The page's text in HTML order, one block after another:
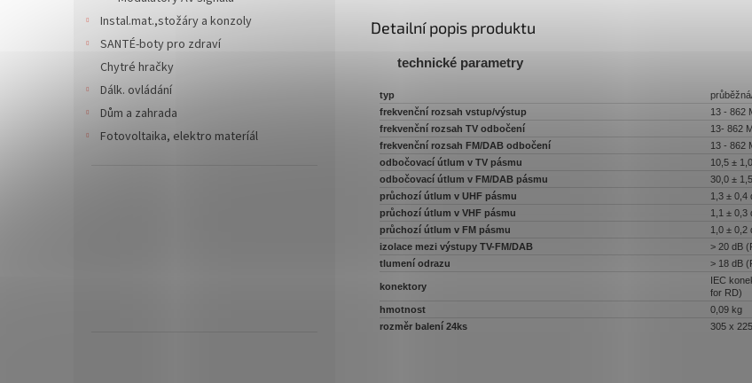
Instal.mat.,stožáry a konzoly
SANTÉ-boty pro zdraví
Chytré hračky
Dálk. ovládání
Dům a zahrada
Fotovoltaika, elektro materíál
Detailní popis produktu
technické parametry
typ
frekvenční rozsah vstup/výstup
13 - 862
frekvenční rozsah TV odbočení
13- 862
frekvenční rozsah FM/DAB odbočení
13 - 862
odbočovací útlum v TV pásmu
10,5 ±
odbočovací útlum v FM/DAB pásmu
30,0 ±
průchozí útlum v UHF pásmu
1,3 ± 0,4
průchozí útlum v VHF pásmu
1,1 ± 0,3
průchozí útlum v FM pásmu
1,0 ± 0,2
izolace mezi výstupy TV-FM/DAB
> 20 dB
tlumení odrazu
> 18 dB
konektory
IEC
for RD)
hmotnost
0,09 kg
rozměr balení 24ks
305 x